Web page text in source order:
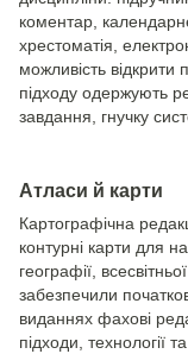
коментар,
хрестоматія,
можливість відкрити
підходу одержують
завдання, гнучку
Атласи й карти
Картографічна
контурні карти для
географії,
забезпечили
виданнях фахові
підходи, технології